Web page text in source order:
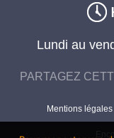
Lundi au
PARTAGEZ
Mentions légales